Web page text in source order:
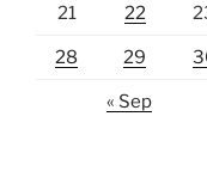
21 22
28 29
« Sep